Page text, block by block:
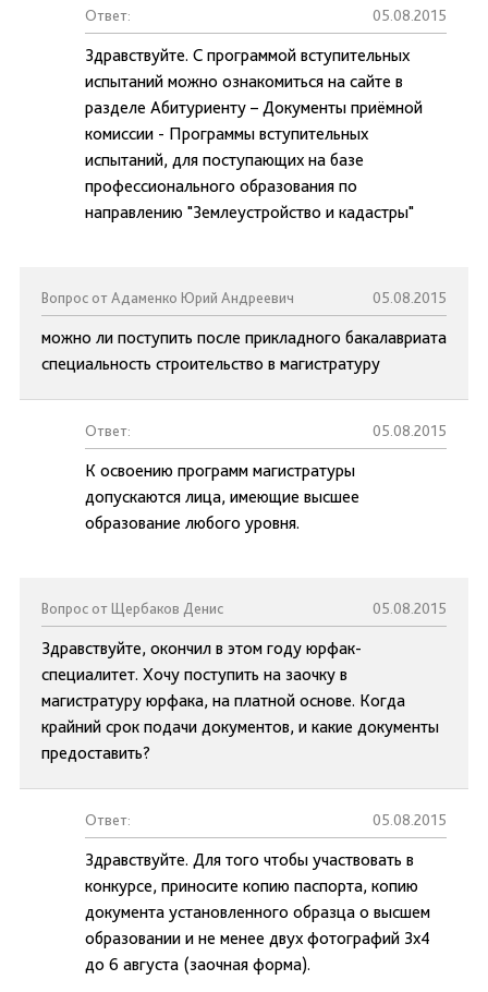
Ответ: 05.08.2015
Здравствуйте. С программой вступительных
испытаний можно ознакомиться на сайте в
разделе Абитуриенту – Документы приёмной
комиссии - Программы вступительных
испытаний, для поступающих на базе
профессионального образования по
направлению "Землеустройство и кадастры"
Вопрос от Адаменко Юрий Андреевич 05.08.2015
можно ли поступить после прикладного бакалавриата
специальность строительство в магистратуру
Ответ: 05.08.2015
К освоению программ магистратуры
допускаются лица, имеющие высшее
образование любого уровня.
Вопрос от Щербаков Денис 05.08.2015
Здравствуйте, окончил в этом году юрфак-
специалитет. Хочу поступить на заочку в
магистратуру юрфака, на платной основе. Когда
крайний срок подачи документов, и какие документы
предоставить?
Ответ: 05.08.2015
Здравствуйте. Для того чтобы участвовать в
конкурсе, приносите копию паспорта, копию
документа установленного образца о высшем
образовании и не менее двух фотографий 3х4
до 6 августа (заочная форма).